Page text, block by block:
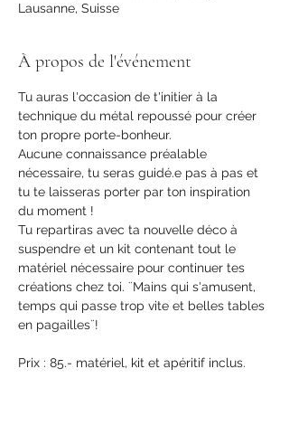
Lausanne, Suisse
À propos de l'événement
Tu auras l'occasion de t'initier à la
technique du métal repoussé pour créer
ton propre porte-bonheur.
Aucune connaissance préalable
nécessaire, tu seras guidé.e pas à pas et
tu te laisseras porter par ton inspiration
du moment !
Tu repartiras avec ta nouvelle déco à
suspendre et un kit contenant tout le
matériel nécessaire pour continuer tes
créations chez toi. ¨Mains qui s'amusent,
temps qui passe trop vite et belles tables
en pagailles¨!
Prix : 85.- matériel, kit et apéritif inclus.